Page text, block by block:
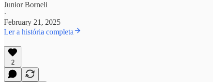
Junior Borneli
·
February 21, 2025
Ler a história completa
2